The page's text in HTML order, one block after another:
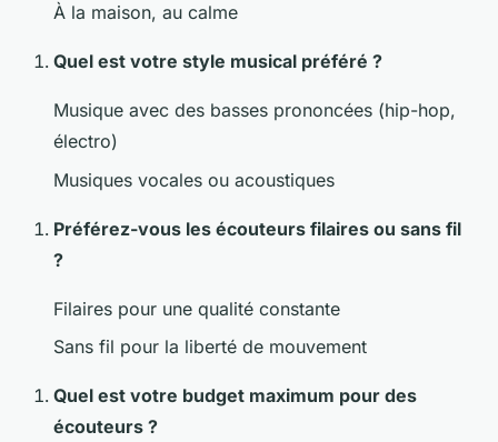
À la maison, au calme
Quel est votre style musical préféré ?
Musique avec des basses prononcées (hip-hop,
électro)
Musiques vocales ou acoustiques
Préférez-vous les écouteurs filaires ou sans fil
?
Filaires pour une qualité constante
Sans fil pour la liberté de mouvement
Quel est votre budget maximum pour des
écouteurs ?